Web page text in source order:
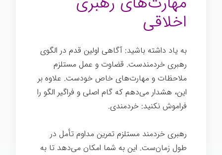
اخلاقی
به یاد داشته باشید: آگاهی اولین قدم در الگوی
رهبری خردمندست. قضاوت و عمل مستلزم
ملاحظات و مهارت‌های خاص خودست. علاوه بر
این، هشدار می‌دهم که گام اصلی و فراگیر الگو را
فراموش نکنید: خردمندی.
رهبری خردمند مستلزم تمرین مداوم تأمل در
طول زمان‌ست. این به شما امکان می‌دهد تا به